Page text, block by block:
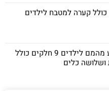
קערה למטבח לילדים
סט סירים ממתכת צעצוע מהמם לילדים 9 חלקים כולל
ושלושה כלים